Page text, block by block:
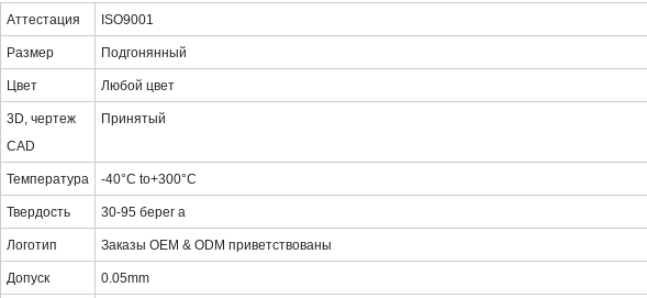
Аттестация ISO9001
Размер Подгонянный
Цвет Любой цвет
3D, чертеж
CAD
Принятый
Температура -40°C to+300°C
Твердость 30-95 берег a
Логотип Заказы OEM & ODM приветствованы
Допуск 0.05mm